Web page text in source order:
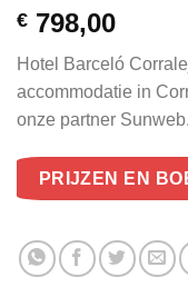
€ 798,00
Hotel Barceló
accommodatie in
onze partner
PRIJZEN EN